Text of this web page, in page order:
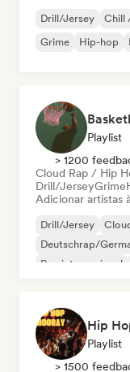
Drill/Jersey Chill
Grime
Hip-hop
Playlist
> 1200
Cloud Rap / Hip
Drill/JerseyGrime
Adicionar artistas
Drill/Jersey
Deutschrap/
Rap internacional
Playlist
> 1500